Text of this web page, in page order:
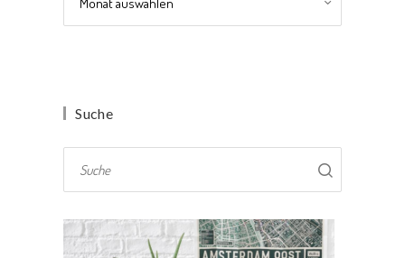
Suche